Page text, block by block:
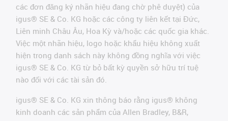
các đơn đăng ký nhãn hiệu đang chờ phê duyệt) của
igus® SE & Co. KG hoặc các công ty liên kết tại Đức,
Liên minh Châu Âu, Hoa Kỳ và/hoặc các quốc gia khác.
Việc một nhãn hiệu, logo hoặc khẩu hiệu không xuất
hiện trong danh sách này không đồng nghĩa với việc
igus® SE & Co. KG từ bỏ bất kỳ quyền sở hữu trí tuệ
nào đối với các tài sản đó.
igus® SE & Co. KG xin thông báo rằng igus® không
kinh doanh các sản phẩm của Allen Bradley, B&R,